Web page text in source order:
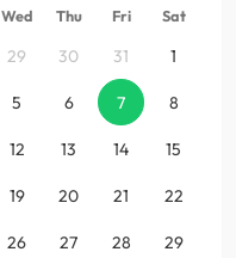
Wed Thu Fri Sat
29 30 31 1
5 6 7 8
12 13 14 15
19 20 21 22
26 27 28 29